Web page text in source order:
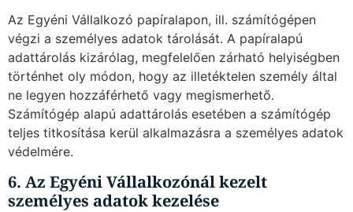
Az Egyéni Vállalkozó papíralapon, ill. számítógépen
végzi a személyes adatok tárolását. A papíralapú
adattárolás kizárólag, megfelelően zárható helyiségben
történhet oly módon, hogy az illetéktelen személy által
ne legyen hozzáférhető vagy megismerhető.
Számítógép alapú adattárolás esetében a számítógép
teljes titkosítása kerül alkalmazásra a személyes adatok
védelmére.
6. Az Egyéni Vállalkozónál kezelt
személyes adatok kezelése